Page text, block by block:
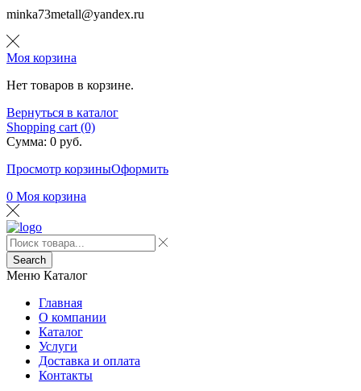
minka73metall@yandex.ru
Моя корзина
Нет товаров в корзине.
Вернуться в каталог
Shopping cart (0)
Сумма: 0 руб.
Просмотр корзиныОформить
0 Моя корзина
Search
Меню Каталог
Главная
О компании
Каталог
Услуги
Доставка и оплата
Контакты